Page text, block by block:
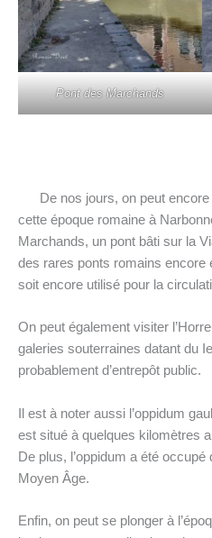
Pont des Marchands
De nos jours, on peut encore
cette époque romaine à
Marchands, un pont bâti sur la
des rares ponts romains encore
soit encore utilisé pour la
On peut également visiter
galeries souterraines datant du
probablement d’entrepôt public.
Il est à noter aussi l’oppidum
est situé à quelques kilomètres
De plus, l’oppidum a été
Moyen Âge.
Enfin, on peut se plonger à